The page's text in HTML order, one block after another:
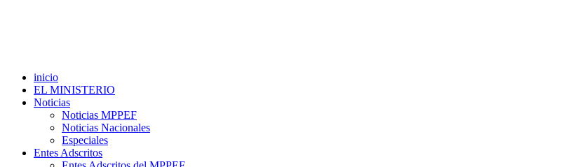
inicio
EL MINISTERIO
Noticias
Noticias MPPEF
Noticias Nacionales
Especiales
Entes Adscritos